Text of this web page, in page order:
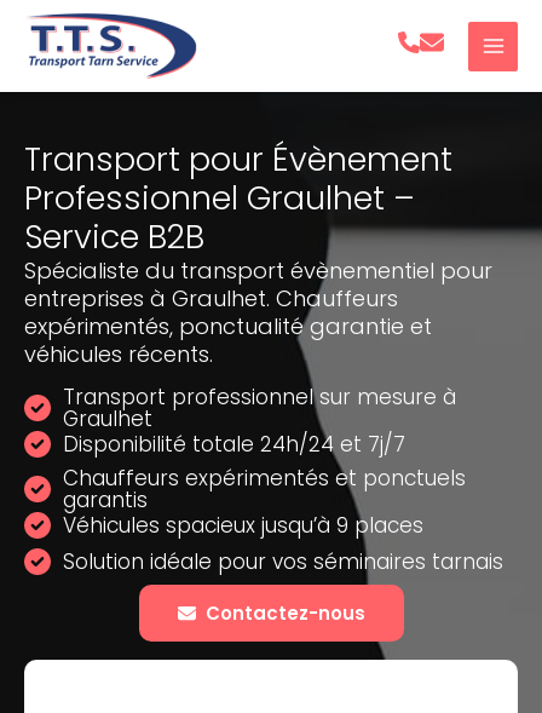
Aller
Transport pour Évènement
Professionnel Graulhet –
Service B2B
Spécialiste du transport évènementiel pour
entreprises à Graulhet. Chauffeurs
expérimentés, ponctualité garantie et
véhicules récents.
Transport professionnel sur mesure à
Graulhet
Disponibilité totale 24h/24 et 7j/7
Chauffeurs expérimentés et ponctuels
garantis
Véhicules spacieux jusqu’à 9 places
Solution idéale pour vos séminaires tarnais
Contactez-nous